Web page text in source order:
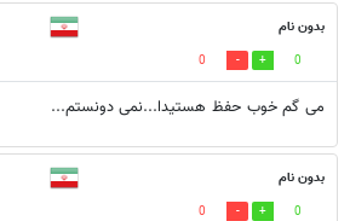
بدون نام
0
0
می گم خوب حفظ هستیدا...نمی دونستم...
بدون نام
0
0